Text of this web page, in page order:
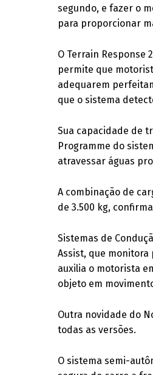
segundo, e fazer o
para proporcionar
O Terrain Response
permite que
adequarem
que o sistema
Sua capacidade de
Programme do
atravessar águas
A combinação de
de 3.500 kg,
Sistemas de
Assist, que monitora
auxilia o motorista
objeto em
Outra novidade do
todas as versões.
O sistema semi-